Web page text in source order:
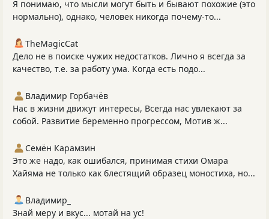
Я понимаю, что мысли могут быть и бывают похожие (это
нормально), однако, человек никогда почему-то...
TheMagicCat
Дело не в поиске чужих недостатков. Лично я всегда за
качество, т.е. за работу ума. Когда есть подо...
Владимир Горбачёв
Нас в жизни движут интересы, Всегда нас увлекают за
собой. Развитие беременно прогрессом, Мотив ж...
Семён Карамзин
Это же надо, как ошибался, принимая стихи Омара
Хайяма не только как блестящий образец моностиха, но...
Владимир_
Знай меру и вкус... мотай на ус!